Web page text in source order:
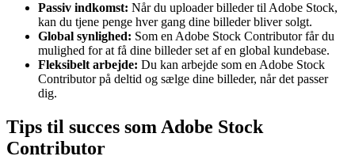
Passiv indkomst: Når du uploader billeder til Adobe Stock,
kan du tjene penge hver gang dine billeder bliver solgt.
Global synlighed: Som en Adobe Stock Contributor får du
mulighed for at få dine billeder set af en global kundebase.
Fleksibelt arbejde: Du kan arbejde som en Adobe Stock
Contributor på deltid og sælge dine billeder, når det passer
dig.
Tips til succes som Adobe Stock
Contributor